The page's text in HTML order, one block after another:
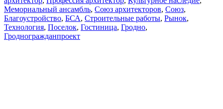
Мемориальный ансамбль, Союз архитекторов, Союз,
Благоустройство, БСА, Строительные работы, Рынок,
Технология, Поселок, Гостиница, Гродно,
Гродногражданпроект